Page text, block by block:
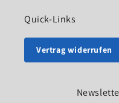
Quick-Links
Vertrag widerrufen